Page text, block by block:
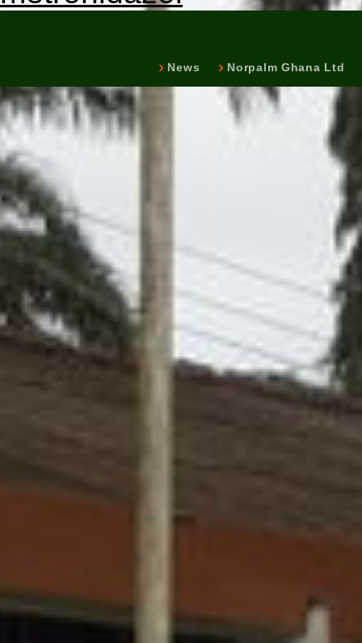
News Norpalm Ghana Ltd